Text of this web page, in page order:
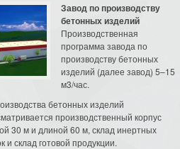
Завод по производству
бетонных изделий
Производственная
программа завода по
производству бетонных
изделий (далее завод) 5–15
м3/час.
бетонных изделий
производственный корпус
30 м и длиной 60 м, склад инертных
и склад готовой продукции.